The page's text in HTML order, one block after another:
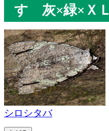
す 灰×緑×ＸＬ
シロシタバ